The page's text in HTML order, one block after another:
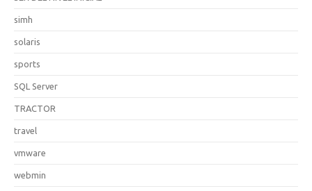
simh
solaris
sports
SQL Server
TRACTOR
travel
vmware
webmin